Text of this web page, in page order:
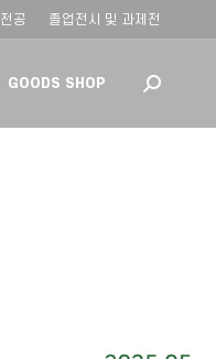
공 졸업전시 및 과제전
GOODS SHOP Search: